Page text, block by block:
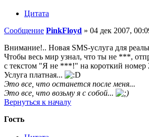
Цитата
Сообщение PinkFloyd » 04 дек 2007,
Внимание!.. Новая SMS-услуга для
Чтобы весь мир узнал, что ты не ***,
с текстом "Я не ***!" на короткий номер
Услуга платная...
Это все, что останется после меня...
Это все, что возьму я с собой...
Вернуться к началу
Гость